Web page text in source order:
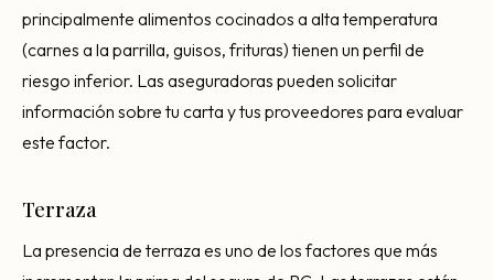
principalmente alimentos cocinados a alta temperatura
(carnes a la parrilla, guisos, frituras) tienen un perfil de
riesgo inferior. Las aseguradoras pueden solicitar
información sobre tu carta y tus proveedores para evaluar
este factor.
Terraza
La presencia de terraza es uno de los factores que más